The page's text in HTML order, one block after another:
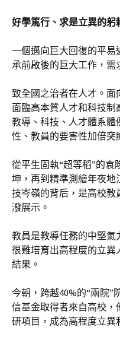
好學篤行、求是立異的躬
一個邁向巨大回復的平
承前啟後的巨大工作，需
致全國之治者在人才。面
面臨高本質人才和科技
教導、科技、人才體系
性、教員的要害性加倍突
從平生固執“超等稻”的
坤，再到精準測繪年夜
技岑嶺的背后，是高校
潑展示。
教員是教導任務的中堅
很難培育出高程度的立
結果。
今朝，跨越40%的“兩院”
信基金取得者來自高校，
研項目，成為高程度立異